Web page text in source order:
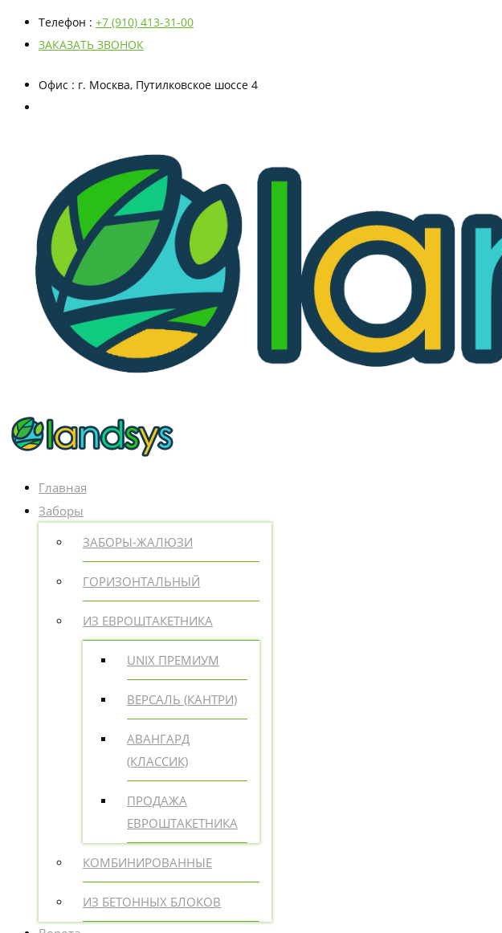
Телефон : +7 (910) 413-31-00
ЗАКАЗАТЬ ЗВОНОК
Офис : г. Москва, Путилковское шоссе 4
Главная
Заборы
ЗАБОРЫ-ЖАЛЮЗИ
ГОРИЗОНТАЛЬНЫЙ
ИЗ ЕВРОШТАКЕТНИКА
UNIX ПРЕМИУМ
ВЕРСАЛЬ (КАНТРИ)
АВАНГАРД
(КЛАССИК)
ПРОДАЖА
ЕВРОШТАКЕТНИКА
КОМБИНИРОВАННЫЕ
ИЗ БЕТОННЫХ БЛОКОВ